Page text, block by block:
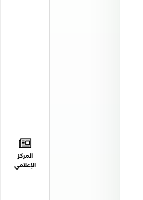
المركز
الإعلامي